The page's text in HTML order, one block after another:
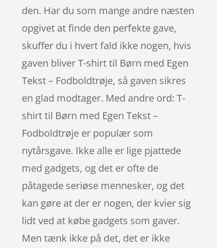
den. Har du som mange andre næsten
opgivet at finde den perfekte gave,
skuffer du i hvert fald ikke nogen, hvis
gaven bliver T-shirt til Børn med Egen
Tekst – Fodboldtrøje, så gaven sikres
en glad modtager. Med andre ord: T-
shirt til Børn med Egen Tekst –
Fodboldtrøje er populær som
nytårsgave. Ikke alle er lige pjattede
med gadgets, og det er ofte de
påtagede seriøse mennesker, og det
kan gøre at der er nogen, der kvier sig
lidt ved at købe gadgets som gaver.
Men tænk ikke på det, det er ikke